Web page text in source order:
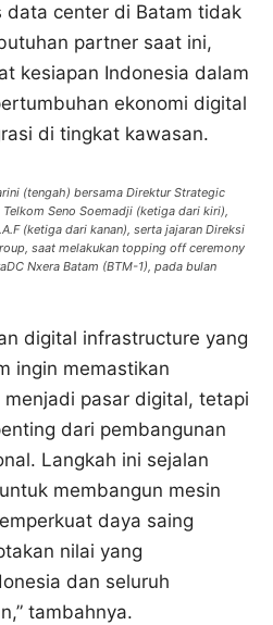
data center di Batam tidak
partner saat ini,
kesiapan Indonesia dalam
ekonomi digital
di tingkat kawasan.
(tengah) bersama Direktur Strategic
Seno Soemadji (ketiga dari kiri),
(ketiga dari kanan), serta jajaran Direksi
saat melakukan topping off ceremony
Nxera Batam (BTM-1), pada bulan
digital infrastructure yang
ingin memastikan
pasar digital, tetapi
dari pembangunan
Langkah ini sejalan
membangun mesin
daya saing
nilai yang
dan seluruh
tambahnya.